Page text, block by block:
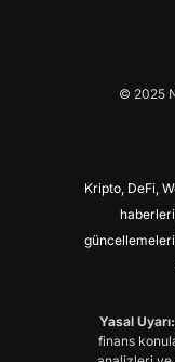
© 2025
Kripto, DeFi,
Yasal Uyarı:
finans